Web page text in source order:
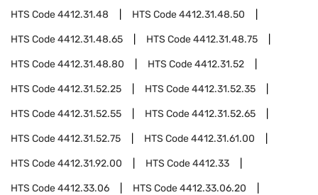
HTS Code4412.31.48 HTS Code4412.31.48.50
HTS Code4412.31.48.65 HTS Code4412.31.48.75
HTS Code4412.31.48.80 HTS Code4412.31.52
HTS Code4412.31.52.25 HTS Code4412.31.52.35
HTS Code4412.31.52.55 HTS Code4412.31.52.65
HTS Code4412.31.52.75 HTS Code4412.31.61.00
HTS Code4412.31.92.00 HTS Code4412.33
HTS Code4412.33.06 HTS Code4412.33.06.20